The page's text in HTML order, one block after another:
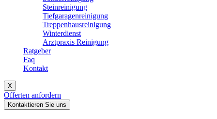
Steinreinigung
Tiefgaragenreinigung
Treppenhausreinigung
Winterdienst
Arztpraxis Reinigung
Ratgeber
Faq
Kontakt
X
Offerten anfordern
Kontaktieren Sie uns